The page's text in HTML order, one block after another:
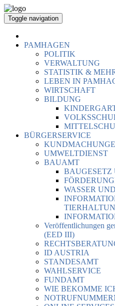
Toggle navigation
PAMHAGEN
POLITIK
VERWALTUNG
STATISTIK &
LEBEN IN
WIRTSCHAFT
BILDUNG
BÜRGERSERVICE
UMWELTDIENST
BAUAMT
BAUGESETZ
WASSER
Veröffentlichungen
(EED III)
ID AUSTRIA
STANDESAMT
WAHLSERVICE
FUNDAMT
WIE BEKOMME